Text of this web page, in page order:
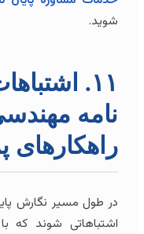
شوید.
۱۱.
نامه مهندسی
راهکارهای
در طول مسیر نگارش پایان
اشتباهاتی شوند که با